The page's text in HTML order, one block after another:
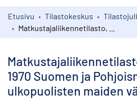
Kokoelmat
Etusivu Tilastokeskus
1970 Suomen ja
ulkopuolisten maiden